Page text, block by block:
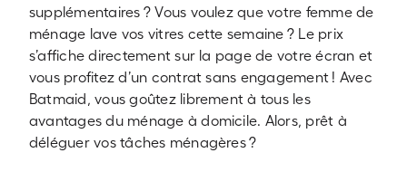
supplémentaires ? Vous voulez que votre femme de
ménage lave vos vitres cette semaine ? Le prix
s’affiche directement sur la page de votre écran et
vous profitez d’un contrat sans engagement ! Avec
Batmaid, vous goûtez librement à tous les
avantages du ménage à domicile. Alors, prêt à
déléguer vos tâches ménagères ?